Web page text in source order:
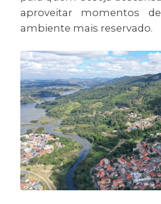
aproveitar momentos
ambiente mais reservado.